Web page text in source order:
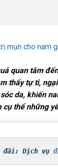
quan tâm
thấy tự ti,
da, khiến
cụ thể những
đãi: Dịch vụ